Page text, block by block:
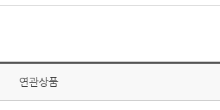
연관상품